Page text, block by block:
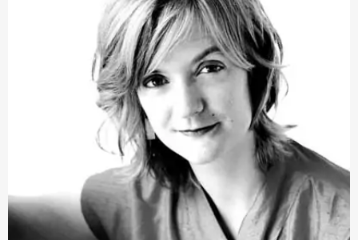
Deutschen Kammer­philharmonie Bremen beteiligt.
Darüber hinaus widmet er sich dem Dirigieren, etwa als
Leiter des Projektorchester Bremen, und der
Kammermusik. Neben seinen Tätigkeiten in
unterschiedlichen Ensembles gründete Leander
Kippenberg Ende 2018, unter anderem mit seinem
Akademie-Kollegen Tomohiro Arita, das NEOS
Ensemble, das regelmäßig in Bremen und weiteren
Städten auftritt. Zudem organisiert der Cellist mit
wachsendem Interesse eigene Konzerte.